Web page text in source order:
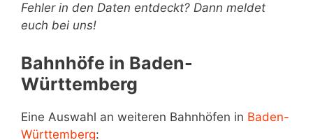
Fehler in den Daten entdeckt? Dann meldet
euch bei uns!
Bahnhöfe in Baden-
Württemberg
Eine Auswahl an weiteren Bahnhöfen in Baden-
Württemberg: